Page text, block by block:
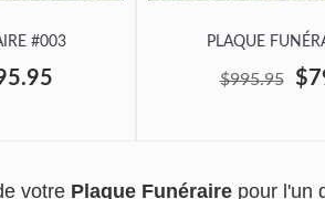
#003 PLAQUE
$995.95
votre Plaque Funéraire pour l'un